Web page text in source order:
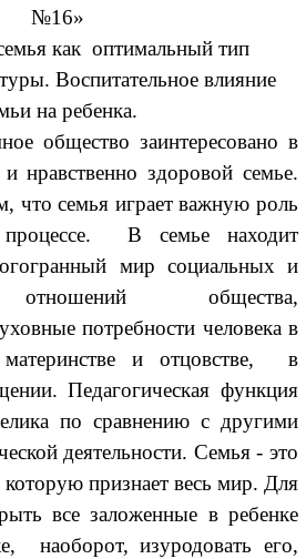
№16»
как оптимальный тип
Воспитательное влияние
на ребенка.
заинтересовано в
нравственно здоровой семье.
что семья играет важную роль
процессе. В семье находит
мир социальных и
отношений общества,
потребности человека в
и отцовстве, в
Педагогическая функция
по сравнению с другими
деятельности. Семья - это
которую признает весь мир. Для
все заложенные в ребенке
наоборот, изуродовать его,